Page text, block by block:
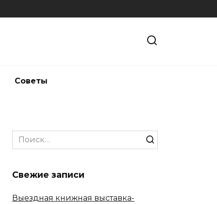
Советы
Search
for:
Свежие записи
Выездная книжная выставка-